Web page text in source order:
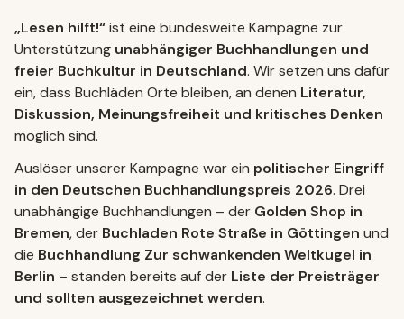
„Lesen hilft!“ist eine bundesweite Kampagne zur
Unterstützung unabhängiger Buchhandlungen und
freier Buchkultur in Deutschland. Wir setzen uns dafür
ein, dass Buchläden Orte bleiben, an denen Literatur,
Diskussion, Meinungsfreiheit und kritisches Denken
möglich sind.
Auslöser unserer Kampagne war ein politischer Eingriff
in den Deutschen Buchhandlungspreis 2026. Drei
unabhängige Buchhandlungen – der Golden Shop in
Bremen, der Buchladen Rote Straße in Göttingen und
die Buchhandlung Zur schwankenden Weltkugel in
Berlin – standen bereits auf der Liste der Preisträger
und sollten ausgezeichnet werden.